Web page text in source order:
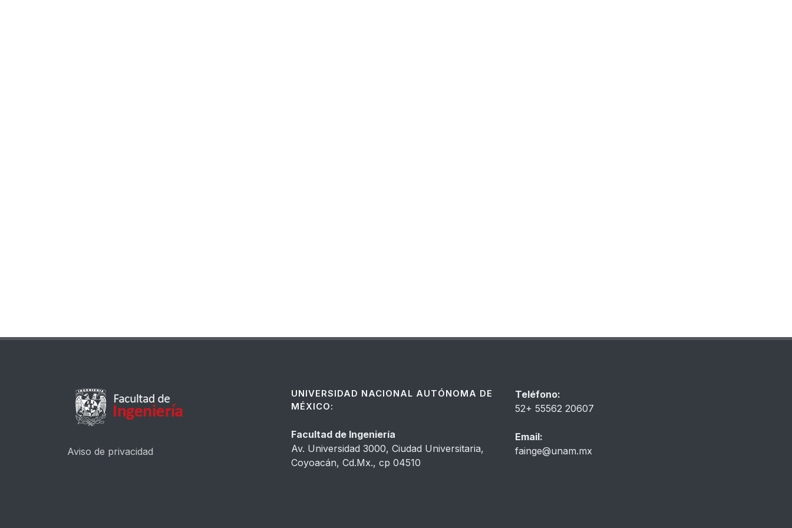
Aviso de privacidad
UNIVERSIDAD NACIONAL AUTÓNOMA DE
MÉXICO:
Facultad de Ingeniería
Av. Universidad 3000, Ciudad Universitaria,
Coyoacán, Cd.Mx., cp 04510
Teléfono:
52+ 55562 20607
Email:
fainge@unam.mx